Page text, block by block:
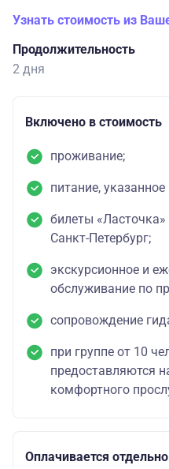
Узнать стоимость из
Продолжительность
2 дня
Включено в стоимость
проживание;
питание,
билеты
Санкт-Петербург;
экскурсионное и
обслуживание по
сопровождение
при группе от 10
предоставляются
комфортного
Оплачивается отдельно